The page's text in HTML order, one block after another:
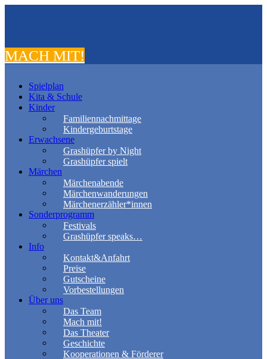
MACH MIT!
Spielplan
Kita & Schule
Kinder
Familiennachmittage
Kindergeburtstage
Erwachsene
Grashüpfer by Night
Grashüpfer spielt
Märchen
Märchenabende
Märchenwanderungen
Märchenerzähler*innen
Sonderprogramm
Festivals
Grashüpfer speaks…
Info
Kontakt&Anfahrt
Preise
Gutscheine
Vorbestellungen
Über uns
Das Team
Mach mit!
Das Theater
Geschichte
Kooperationen & Förderer